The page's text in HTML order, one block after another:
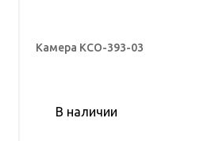
Камера КСО-393-03
В наличии